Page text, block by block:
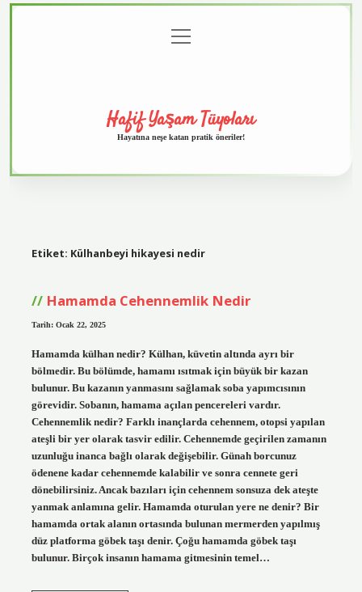
menüyü
aç
Hafif Yaşam Tüyoları
Hayatına neşe katan pratik öneriler!
Etiket: Külhanbeyi hikayesi nedir
Hamamda Cehennemlik Nedir
Tarih: Ocak 22, 2025
Hamamda külhan nedir? Külhan, küvetin altında ayrı bir
bölmedir. Bu bölümde, hamamı ısıtmak için büyük bir kazan
bulunur. Bu kazanın yanmasını sağlamak soba yapımcısının
görevidir. Sobanın, hamama açılan pencereleri vardır.
Cehennemlik nedir? Farklı inançlarda cehennem, otopsi yapılan
ateşli bir yer olarak tasvir edilir. Cehennemde geçirilen zamanın
uzunluğu inanca bağlı olarak değişebilir. Günah borcunuz
ödenene kadar cehennemde kalabilir ve sonra cennete geri
dönebilirsiniz. Ancak bazıları için cehennem sonsuza dek ateşte
yanmak anlamına gelir. Hamamda oturulan yere ne denir? Bir
hamamda ortak alanın ortasında bulunan mermerden yapılmış
düz platforma göbek taşı denir. Çoğu hamamda göbek taşı
bulunur. Birçok insanın hamama gitmesinin temel…